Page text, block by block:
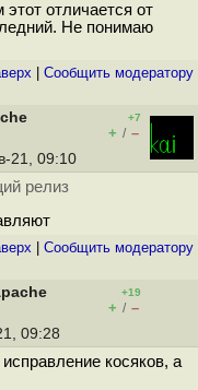
отличается от
Не понимаю
Cообщить модератору
+7
+ / –
21, 09:10
релиз
Cообщить модератору
+19
+ / –
09:28
косяков, а